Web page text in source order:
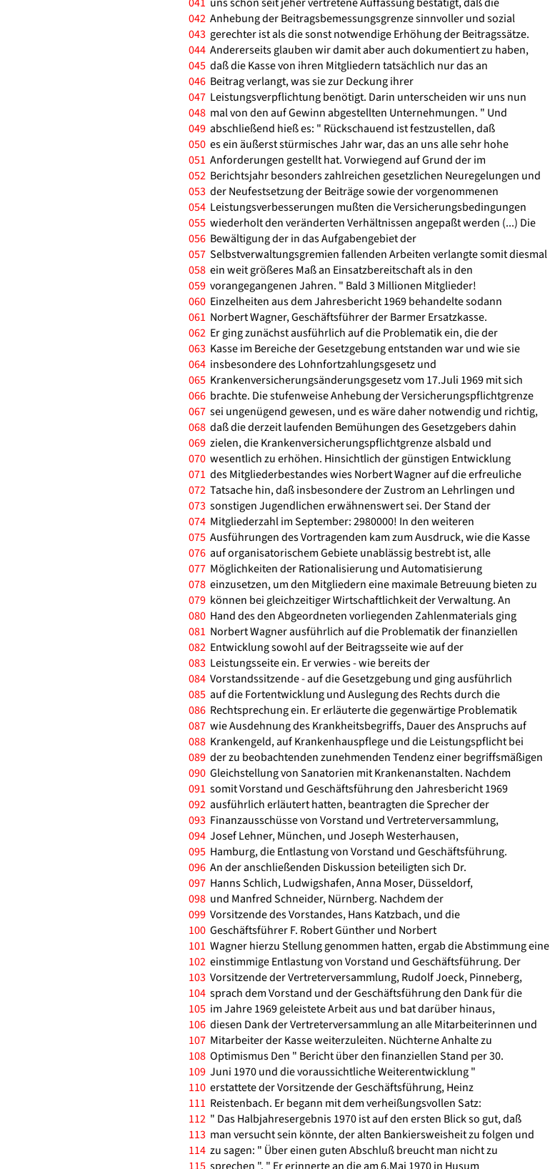
042 Anhebung der Beitragsbemessungsgrenze sinnvoller und sozial
043 gerechter ist als die sonst notwendige Erhöhung der Beitragssätze.
044 Andererseits glauben wir damit aber auch dokumentiert zu haben,
045 daß die Kasse von ihren Mitgliedern tatsächlich nur das an
046 Beitrag verlangt, was sie zur Deckung ihrer
047 Leistungsverpflichtung benötigt. Darin unterscheiden wir uns nun
048 mal von den auf Gewinn abgestellten Unternehmungen. " Und
049 abschließend hieß es: " Rückschauend ist festzustellen, daß
050 es ein äußerst stürmisches Jahr war, das an uns alle sehr hohe
051 Anforderungen gestellt hat. Vorwiegend auf Grund der im
052 Berichtsjahr besonders zahlreichen gesetzlichen Neuregelungen und
053 der Neufestsetzung der Beiträge sowie der vorgenommenen
054 Leistungsverbesserungen mußten die Versicherungsbedingungen
055 wiederholt den veränderten Verhältnissen angepaßt werden (...) Die
056 Bewältigung der in das Aufgabengebiet der
057 Selbstverwaltungsgremien fallenden Arbeiten verlangte somit diesmal
058 ein weit größeres Maß an Einsatzbereitschaft als in den
059 vorangegangenen Jahren. " Bald 3 Millionen Mitglieder!
060 Einzelheiten aus dem Jahresbericht 1969 behandelte sodann
061 Norbert Wagner, Geschäftsführer der Barmer Ersatzkasse.
062 Er ging zunächst ausführlich auf die Problematik ein, die der
063 Kasse im Bereiche der Gesetzgebung entstanden war und wie sie
064 insbesondere des Lohnfortzahlungsgesetz und
065 Krankenversicherungsänderungsgesetz vom 17.Juli 1969 mit sich
066 brachte. Die stufenweise Anhebung der Versicherungspflichtgrenze
067 sei ungenügend gewesen, und es wäre daher notwendig und richtig,
068 daß die derzeit laufenden Bemühungen des Gesetzgebers dahin
069 zielen, die Krankenversicherungspflichtgrenze alsbald und
070 wesentlich zu erhöhen. Hinsichtlich der günstigen Entwicklung
071 des Mitgliederbestandes wies Norbert Wagner auf die erfreuliche
072 Tatsache hin, daß insbesondere der Zustrom an Lehrlingen und
073 sonstigen Jugendlichen erwähnenswert sei. Der Stand der
074 Mitgliederzahl im September: 2980000! In den weiteren
075 Ausführungen des Vortragenden kam zum Ausdruck, wie die Kasse
076 auf organisatorischem Gebiete unablässig bestrebt ist, alle
077 Möglichkeiten der Rationalisierung und Automatisierung
078 einzusetzen, um den Mitgliedern eine maximale Betreuung bieten zu
079 können bei gleichzeitiger Wirtschaftlichkeit der Verwaltung. An
080 Hand des den Abgeordneten vorliegenden Zahlenmaterials ging
081 Norbert Wagner ausführlich auf die Problematik der finanziellen
082 Entwicklung sowohl auf der Beitragsseite wie auf der
083 Leistungsseite ein. Er verwies - wie bereits der
084 Vorstandssitzende - auf die Gesetzgebung und ging ausführlich
085 auf die Fortentwicklung und Auslegung des Rechts durch die
086 Rechtsprechung ein. Er erläuterte die gegenwärtige Problematik
087 wie Ausdehnung des Krankheitsbegriffs, Dauer des Anspruchs auf
088 Krankengeld, auf Krankenhauspflege und die Leistungspflicht bei
089 der zu beobachtenden zunehmenden Tendenz einer begriffsmäßigen
090 Gleichstellung von Sanatorien mit Krankenanstalten. Nachdem
091 somit Vorstand und Geschäftsführung den Jahresbericht 1969
092 ausführlich erläutert hatten, beantragten die Sprecher der
093 Finanzausschüsse von Vorstand und Vertreterversammlung,
094 Josef Lehner, München, und Joseph Westerhausen,
095 Hamburg, die Entlastung von Vorstand und Geschäftsführung.
096 An der anschließenden Diskussion beteiligten sich Dr.
097 Hanns Schlich, Ludwigshafen, Anna Moser, Düsseldorf,
098 und Manfred Schneider, Nürnberg. Nachdem der
099 Vorsitzende des Vorstandes, Hans Katzbach, und die
100 Geschäftsführer F. Robert Günther und Norbert
101 Wagner hierzu Stellung genommen hatten, ergab die Abstimmung eine
102 einstimmige Entlastung von Vorstand und Geschäftsführung. Der
103 Vorsitzende der Vertreterversammlung, Rudolf Joeck, Pinneberg,
104 sprach dem Vorstand und der Geschäftsführung den Dank für die
105 im Jahre 1969 geleistete Arbeit aus und bat darüber hinaus,
106 diesen Dank der Vertreterversammlung an alle Mitarbeiterinnen und
107 Mitarbeiter der Kasse weiterzuleiten. Nüchterne Anhalte zu
108 Optimismus Den " Bericht über den finanziellen Stand per 30.
109 Juni 1970 und die voraussichtliche Weiterentwicklung "
110 erstattete der Vorsitzende der Geschäftsführung, Heinz
111 Reistenbach. Er begann mit dem verheißungsvollen Satz:
112 " Das Halbjahresergebnis 1970 ist auf den ersten Blick so gut, daß
113 man versucht sein könnte, der alten Bankiersweisheit zu folgen und
114 zu sagen: " Über einen guten Abschluß breucht man nicht zu